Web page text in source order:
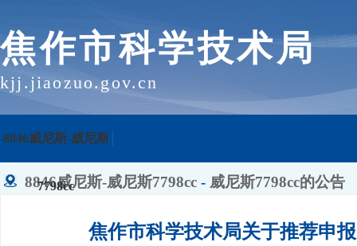
焦作市科学技术局
kjj.jiaozuo.gov.cn
8846威尼斯-威尼斯
7798cc
8846威尼斯-威尼斯7798cc - 威尼斯7798cc的公告
焦作市科学技术局关于推荐申